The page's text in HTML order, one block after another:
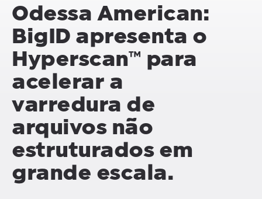
Odessa American:
BigID apresenta o
Hyperscan™ para
acelerar a
varredura de
arquivos não
estruturados em
grande escala.